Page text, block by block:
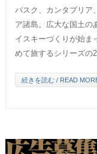
バスク、カンタブリア
ア諸島。広大な国土の
イスキーづくりが始ま
めて旅するシリーズの2
続きを読む / READ